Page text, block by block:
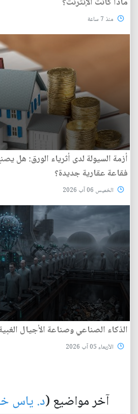
منذ 7 ساعة
أزمة السيولة لدى أثرياء الورق: هل
فقاعة عقارية جديدة؟
الخميس 06 آب 2026
الذكاء الصناعي وصناعة الأجيال
الأربعاء 05 آب 2026
آخر مواضيع (د. ياس